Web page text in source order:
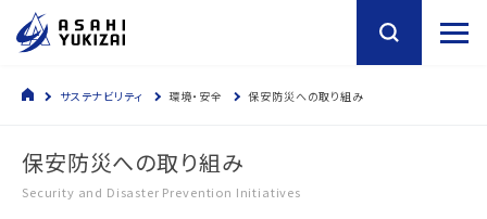
サステナビリティ 環境・安全 保安防災への取り組み
保安防災への取り組み
Security and Disaster Prevention Initiatives